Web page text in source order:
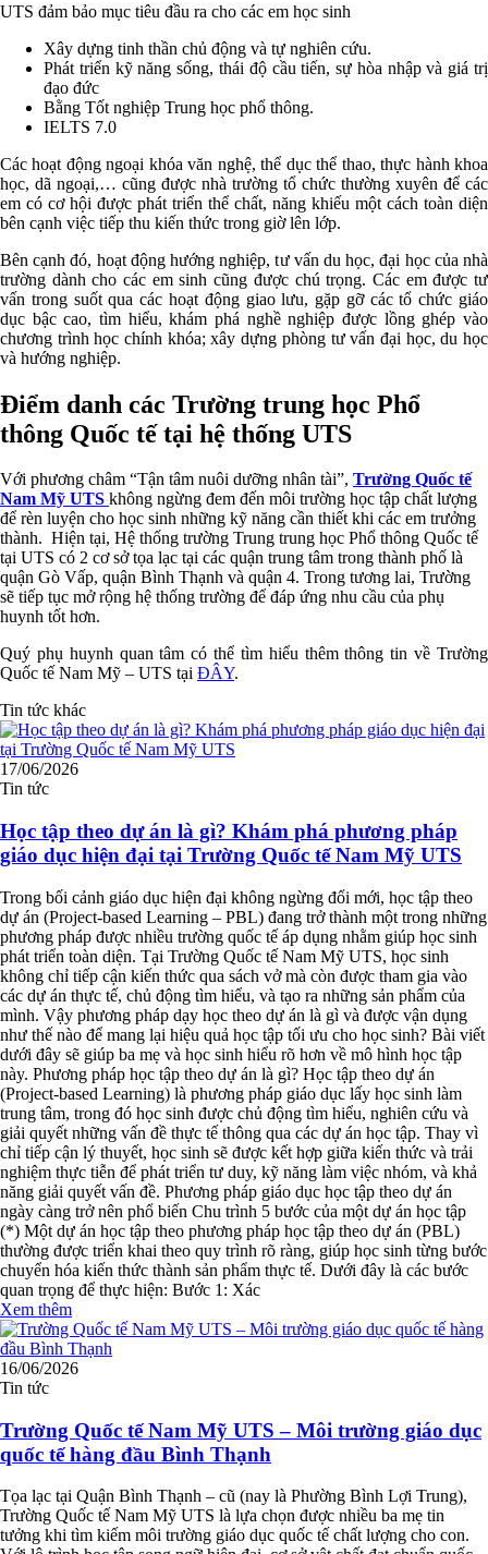
UTS đảm bảo mục tiêu đầu ra cho các em học sinh
Xây dựng tinh thần chủ động và tự nghiên cứu.
Phát triển kỹ năng sống, thái độ cầu tiến, sự hòa nhập và giá trị
đạo đức
Bằng Tốt nghiệp Trung học phổ thông.
IELTS 7.0
Các hoạt động ngoại khóa văn nghệ, thể dục thể thao, thực hành khoa
học, dã ngoại,… cũng được nhà trường tổ chức thường xuyên để các
em có cơ hội được phát triển thể chất, năng khiếu một cách toàn diện
bên cạnh việc tiếp thu kiến thức trong giờ lên lớp.
Bên cạnh đó, hoạt động hướng nghiệp, tư vấn du học, đại học của nhà
trường dành cho các em sinh cũng được chú trọng. Các em được tư
vấn trong suốt qua các hoạt động giao lưu, gặp gỡ các tổ chức giáo
dục bậc cao, tìm hiểu, khám phá nghề nghiệp được lồng ghép vào
chương trình học chính khóa; xây dựng phòng tư vấn đại học, du học
và hướng nghiệp.
Điểm danh các Trường trung học Phổ
thông Quốc tế tại hệ thống UTS
Với phương châm “Tận tâm nuôi dưỡng nhân tài”, Trường Quốc tế
Nam Mỹ UTS không ngừng đem đến môi trường học tập chất lượng
để rèn luyện cho học sinh những kỹ năng cần thiết khi các em trưởng
thành. Hiện tại, Hệ thống trường Trung trung học Phổ thông Quốc tế
tại UTS có 2 cơ sở tọa lạc tại các quận trung tâm trong thành phố là
quận Gò Vấp, quận Bình Thạnh và quận 4. Trong tương lai, Trường
sẽ tiếp tục mở rộng hệ thống trường để đáp ứng nhu cầu của phụ
huynh tốt hơn.
Quý phụ huynh quan tâm có thể tìm hiểu thêm thông tin về Trường
Quốc tế Nam Mỹ – UTS tại ĐÂY.
Tin tức khác
17/06/2026
Tin tức
Học tập theo dự án là gì? Khám phá phương pháp
giáo dục hiện đại tại Trường Quốc tế Nam Mỹ UTS
Trong bối cảnh giáo dục hiện đại không ngừng đổi mới, học tập theo
dự án (Project-based Learning – PBL) đang trở thành một trong những
phương pháp được nhiều trường quốc tế áp dụng nhằm giúp học sinh
phát triển toàn diện. Tại Trường Quốc tế Nam Mỹ UTS, học sinh
không chỉ tiếp cận kiến thức qua sách vở mà còn được tham gia vào
các dự án thực tế, chủ động tìm hiểu, và tạo ra những sản phẩm của
mình. Vậy phương pháp dạy học theo dự án là gì và được vận dụng
như thế nào để mang lại hiệu quả học tập tối ưu cho học sinh? Bài viết
dưới đây sẽ giúp ba mẹ và học sinh hiểu rõ hơn về mô hình học tập
này. Phương pháp học tập theo dự án là gì? Học tập theo dự án
(Project-based Learning) là phương pháp giáo dục lấy học sinh làm
trung tâm, trong đó học sinh được chủ động tìm hiểu, nghiên cứu và
giải quyết những vấn đề thực tế thông qua các dự án học tập. Thay vì
chỉ tiếp cận lý thuyết, học sinh sẽ được kết hợp giữa kiến thức và trải
nghiệm thực tiễn để phát triển tư duy, kỹ năng làm việc nhóm, và khả
năng giải quyết vấn đề. Phương pháp giáo dục học tập theo dự án
ngày càng trở nên phổ biến Chu trình 5 bước của một dự án học tập
(*) Một dự án học tập theo phương pháp học tập theo dự án (PBL)
thường được triển khai theo quy trình rõ ràng, giúp học sinh từng bước
chuyển hóa kiến thức thành sản phẩm thực tế. Dưới đây là các bước
quan trọng để thực hiện: Bước 1: Xác
Xem thêm
16/06/2026
Tin tức
Trường Quốc tế Nam Mỹ UTS – Môi trường giáo dục
quốc tế hàng đầu Bình Thạnh
Tọa lạc tại Quận Bình Thạnh – cũ (nay là Phường Bình Lợi Trung),
Trường Quốc tế Nam Mỹ UTS là lựa chọn được nhiều ba mẹ tin
tưởng khi tìm kiếm môi trường giáo dục quốc tế chất lượng cho con.